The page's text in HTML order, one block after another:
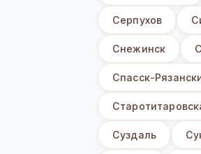
Серпухов
Снежинск
Спасск-
Суздаль